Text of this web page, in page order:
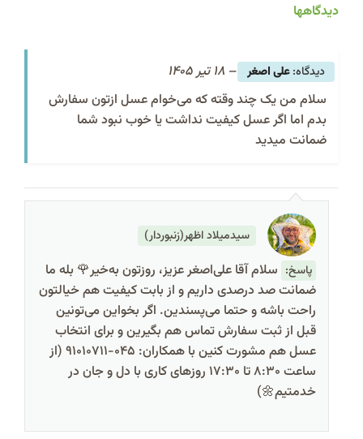
دیدگاهها
علی اصغر – 18 تیر 1405
سلام من یک چند وقته که می‌خوام عسل ازتون سفارش
بدم اما اگر عسل کیفیت نداشت یا خوب نبود شما
ضمانت میدید
سیدمیلاد اظهر(زنبوردار)
پاسخ: سلام آقا علی‌اصغر عزیز، روزتون به‌خیر🌹 بله ما
ضمانت صد درصدی داریم و از بابت کیفیت هم خیالتون
راحت باشه و حتما می‌پسندین. اگر بخواین می‌تونین
قبل از ثبت سفارش تماس هم بگیرین و برای انتخاب
عسل هم مشورت کنین با همکاران: 045-91010711 (از
ساعت 8:30 تا 17:30 روزهای کاری با دل و جان در
خدمتیم🌼)